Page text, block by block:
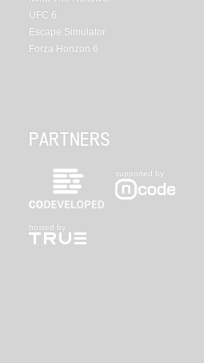
UFC 6
Escape Simulator
Forza Horizon 6
PARTNERS
supported by
hosted by